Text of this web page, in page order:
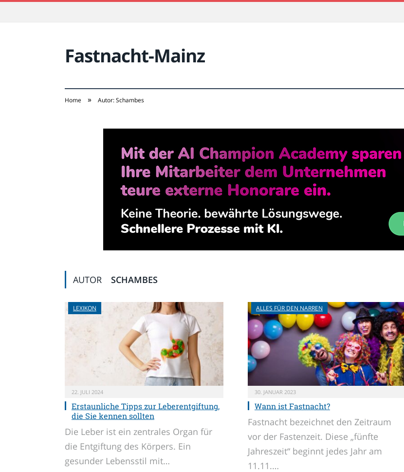
Fastnacht-Mainz
Home » Autor: Schambes
AUTOR SCHAMBES
LEXIKON
22. JULI 2024
Erstaunliche Tipps zur Leberentgiftung,
die Sie kennen sollten
Die Leber ist ein zentrales Organ für
die Entgiftung des Körpers. Ein
gesunder Lebensstil mit…
ALLES FÜR DEN NARREN
30. JANUAR 2023
Wann ist Fastnacht?
Fastnacht bezeichnet den Zeitraum
vor der Fastenzeit. Diese „fünfte
Jahreszeit“ beginnt jedes Jahr am
11.11.…